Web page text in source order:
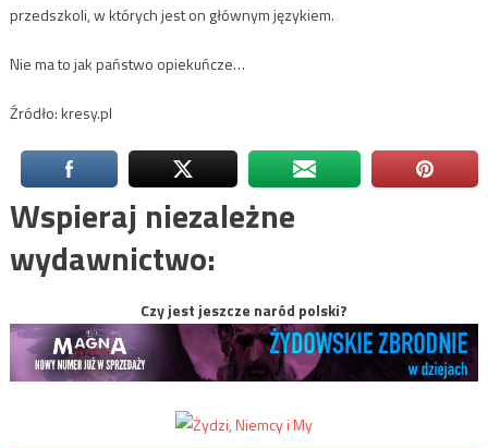
przedszkoli, w których jest on głównym językiem.
Nie ma to jak państwo opiekuńcze…
Źródło: kresy.pl
Wspieraj niezależne
wydawnictwo:
Czy jest jeszcze naród polski?